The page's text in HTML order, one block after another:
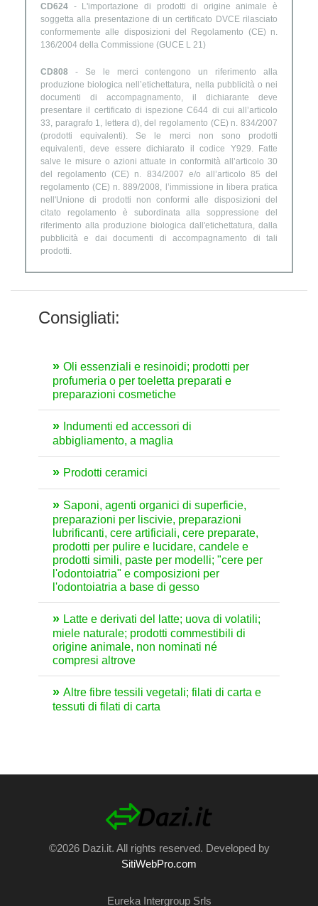
CD624 - L'importazione di prodotti di origine animale è
soggetta alla presentazione di un certificato DVCE rilasciato
conformemente alle disposizioni del Regolamento (CE) n.
136/2004 della Commissione (GUCE L 21)
CD808 - Se le merci contengono un riferimento alla
produzione biologica nell’etichettatura, nella pubblicità o nei
documenti di accompagnamento, il dichiarante deve
presentare il certificato di ispezione C644 di cui all’articolo
33, paragrafo 1, lettera d), del regolamento (CE) n. 834/2007
(prodotti equivalenti). Se le merci non sono prodotti
equivalenti, deve essere dichiarato il codice Y929. Fatte
salve le misure o azioni attuate in conformità all’articolo 30
del regolamento (CE) n. 834/2007 e/o all’articolo 85 del
regolamento (CE) n. 889/2008, l’immissione in libera pratica
nell'Unione di prodotti non conformi alle disposizioni del
citato regolamento è subordinata alla soppressione del
riferimento alla produzione biologica dall'etichettatura, dalla
pubblicità e dai documenti di accompagnamento di tali
prodotti.
Consigliati:
Oli essenziali e resinoidi; prodotti per
profumeria o per toeletta preparati e
preparazioni cosmetiche
Indumenti ed accessori di
abbigliamento, a maglia
Prodotti ceramici
Saponi, agenti organici di superficie,
preparazioni per liscivie, preparazioni
lubrificanti, cere artificiali, cere preparate,
prodotti per pulire e lucidare, candele e
prodotti simili, paste per modelli; "cere per
l'odontoiatria" e composizioni per
l'odontoiatria a base di gesso
Latte e derivati del latte; uova di volatili;
miele naturale; prodotti commestibili di
origine animale, non nominati né
compresi altrove
Altre fibre tessili vegetali; filati di carta e
tessuti di filati di carta
©2026 Dazi.it. All rights reserved. Developed by
SitiWebPro.com
Eureka Intergroup Srls